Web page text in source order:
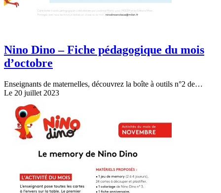
Nino Dino – Fiche pédagogique du mois
d’octobre
Enseignants de maternelles, découvrez la boîte à outils n°2 de…
Le 20 juillet 2023